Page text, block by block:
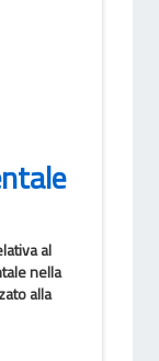
al
nella
alla